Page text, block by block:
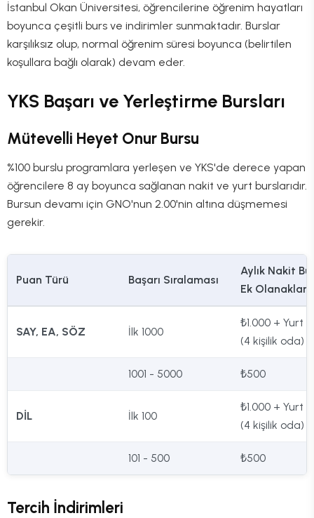
İstanbul Okan Üniversitesi, öğrencilerine öğrenim hayatları
boyunca çeşitli burs ve indirimler sunmaktadır. Burslar
karşılıksız olup, normal öğrenim süresi boyunca (belirtilen
koşullara bağlı olarak) devam eder.
YKS Başarı ve Yerleştirme Bursları
Mütevelli Heyet Onur Bursu
%100 burslu programlara yerleşen ve YKS'de derece yapan
öğrencilere 8 ay boyunca sağlanan nakit ve yurt burslarıdır.
Bursun devamı için GNO'nun 2.00'nin altına düşmemesi
gerekir.
Puan Türü Başarı Sıralaması
Aylık Nakit
Ek Olanaklar
SAY, EA, SÖZ İlk 1000
₺1.000 + Yurt
(4 kişilik oda)
1001 - 5000 ₺500
DİL İlk 100
₺1.000 + Yurt
(4 kişilik oda)
101 - 500 ₺500
Tercih İndirimleri